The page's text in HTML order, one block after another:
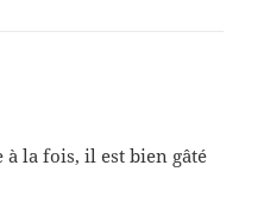
la fois, il est bien gâté